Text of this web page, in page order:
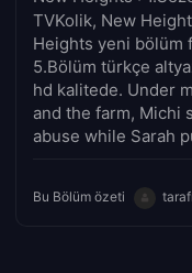
TVKolik, New
Heights yeni bölüm
5.Bölüm türkçe
hd kalitede. Under
and the farm, Michi
abuse while Sarah
Bu Bölüm özeti